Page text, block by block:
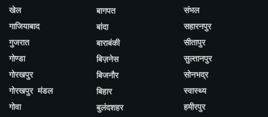
खेल
गाजियाबाद
गुजरात
गोण्डा
गोरखपुर
गोरखपुर मंडल
गोवा
बागपत
बांदा
बाराबंकी
बिज़नेस
बिजनौर
बिहार
बुलंदशहर
संभल
सहारनपुर
सीतापुर
सुल्तानपुर
सोनभद्र
स्वास्थ्य
हमीरपुर